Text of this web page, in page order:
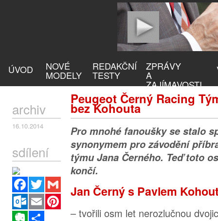
ÚVOD NOVÉ
MODELY
REDAKČNÍ
TESTY
ZPRÁVY
A
ZAJÍMAVOSTI
Peugeot Černý Racing
bez Kohouta
archiv
16.10.2014
sdílení
Facebook
Twitter
Outlook.com
Email
Pinterest
Evernote
Pro mnohé fanoušky se stalo
synonymem pro závodění
týmu Jana Černého. Teď toto
končí.
Jan Černý s Pavlem
– tvořili osm let nerozlučnou